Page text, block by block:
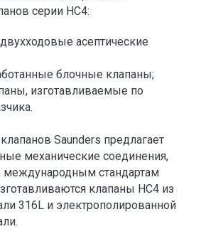
серии HC4:
асептические
блочные клапаны;
изготавливаемые по
Saunders предлагает
механические соединения,
международным стандартам
клапаны HC4 из
316L и электрополированной